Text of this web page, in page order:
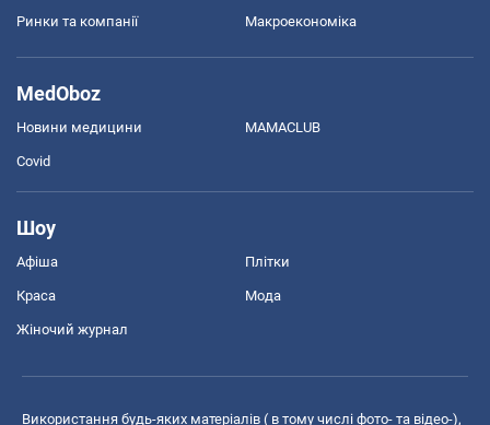
Ринки та компанії Макроекономіка
MedOboz
Новини медицини MAMACLUB
Covid
Шоу
Афіша Плітки
Краса Мода
Жіночий журнал
Використання будь-яких матеріалів ( в тому числі фото- та відео-),